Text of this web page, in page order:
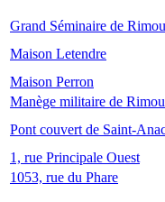
Grand Séminaire de
Maison Letendre
Maison Perron
Manège militaire de
Pont couvert de Saint-
1, rue Principale Ouest
1053, rue du Phare